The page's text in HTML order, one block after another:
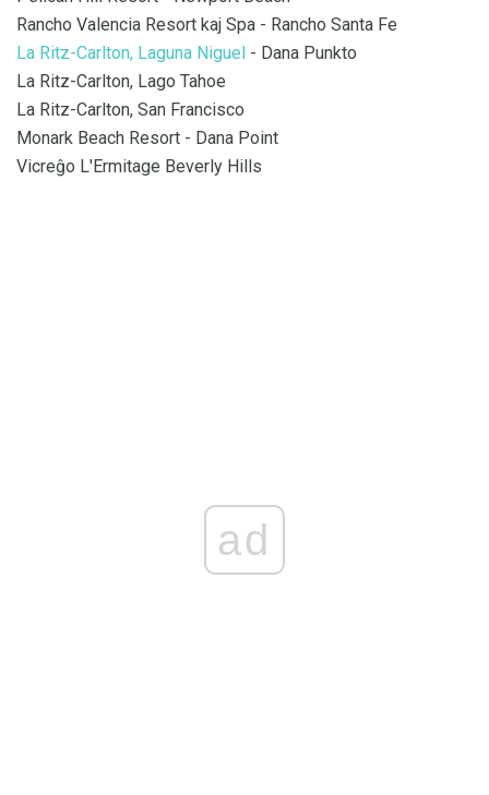
Rancho Valencia Resort kaj Spa - Rancho Santa Fe
La Ritz-Carlton, Laguna Niguel - Dana Punkto
La Ritz-Carlton, Lago Tahoe
La Ritz-Carlton, San Francisco
Monark Beach Resort - Dana Point
Vicreĝo L'Ermitage Beverly Hills
ad